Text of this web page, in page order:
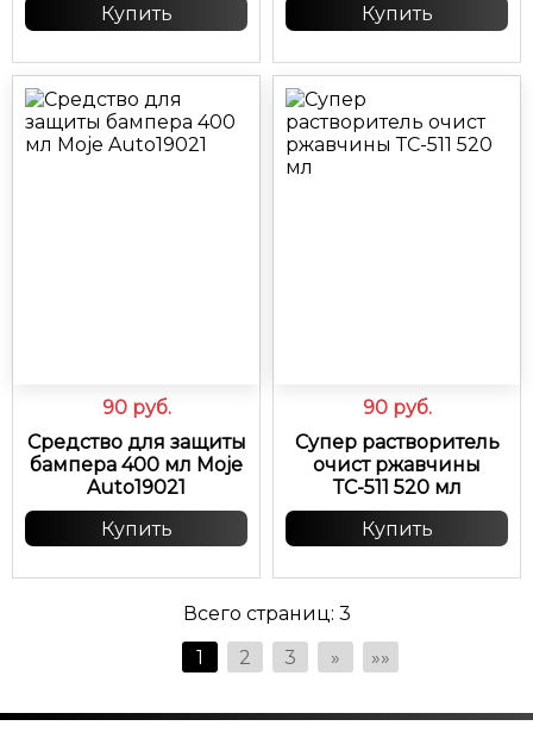
Купить
Купить
90 руб.
Средство для защиты
бампера 400 мл Moje
Auto19021
Купить
90 руб.
Супер растворитель
очист ржавчины
ТС-511 520 мл
Купить
Всего страниц: 3
1
2 3 » »»